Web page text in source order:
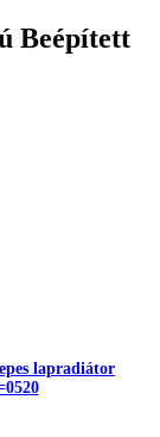
Beépített
lapradiátor